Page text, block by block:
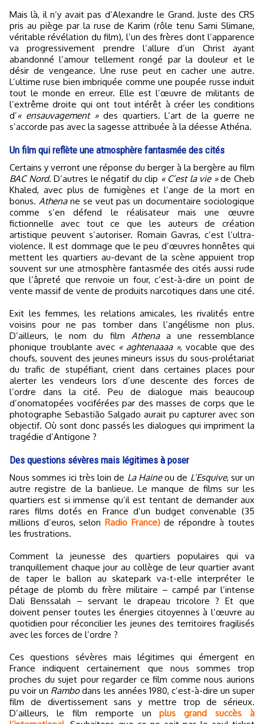
Mais là, il n’y avait pas d’Alexandre le Grand. Juste des CRS
pris au piège par la ruse de Karim (rôle tenu Sami Slimane,
véritable révélation du film), l’un des frères dont l’apparence
va progressivement prendre l’allure d’un Christ ayant
abandonné l’amour tellement rongé par la douleur et le
désir de vengeance. Une ruse peut en cacher une autre.
L’ultime ruse bien imbriquée comme une poupée russe induit
tout le monde en erreur. Elle est l’œuvre de militants de
l’extrême droite qui ont tout intérêt à créer les conditions
d’« ensauvagement »des quartiers. L’art de la guerre ne
s’accorde pas avec la sagesse attribuée à la déesse Athéna.
Un film qui reflète une atmosphère fantasmée des cités
Certains y verront une réponse du berger à la bergère au film
BAC Nord. D’autres le négatif du clip « C’est la vie »de Cheb
Khaled, avec plus de fumigènes et l’ange de la mort en
bonus. Athenane se veut pas un documentaire sociologique
comme s’en défend le réalisateur mais une œuvre
fictionnelle avec tout ce que les auteurs de création
artistique peuvent s’autoriser. Romain Gavras, c’est l’ultra-
violence. Il est dommage que le peu d’œuvres honnêtes qui
mettent les quartiers au-devant de la scène appuient trop
souvent sur une atmosphère fantasmée des cités aussi rude
que l’âpreté que renvoie un four, c’est-à-dire un point de
vente massif de vente de produits narcotiques dans une cité.
Exit les femmes, les relations amicales, les rivalités entre
voisins pour ne pas tomber dans l’angélisme non plus.
D’ailleurs, le nom du film Athenaa une ressemblance
phonique troublante avec « aghtenaaaa », vocable que des
choufs, souvent des jeunes mineurs issus du sous-prolétariat
du trafic de stupéfiant, crient dans certaines places pour
alerter les vendeurs lors d’une descente des forces de
l’ordre dans la cité. Peu de dialogue mais beaucoup
d’onomatopées vociférées par des masses de corps que le
photographe Sebastião Salgado aurait pu capturer avec son
objectif. Où sont donc passés les dialogues qui impriment la
tragédie d’Antigone ?
Des questions sévères mais légitimes à poser
Nous sommes ici très loin de La Haineou de L’Esquive, sur un
autre registre de la banlieue. Le manque de films sur les
quartiers est si immense qu’il est tentant de demander aux
rares films dotés en France d’un budget convenable (35
millions d’euros, selon Radio France)de répondre à toutes
les frustrations.
Comment la jeunesse des quartiers populaires qui va
tranquillement chaque jour au collège de leur quartier avant
de taper le ballon au skatepark va-t-elle interpréter le
pétage de plomb du frère militaire – campé par l’intense
Dali Benssalah – servant le drapeau tricolore ? Et que
doivent penser toutes les énergies citoyennes à l’œuvre au
quotidien pour réconcilier les jeunes des territoires fragilisés
avec les forces de l’ordre ?
Ces questions sévères mais légitimes qui émergent en
France indiquent certainement que nous sommes trop
proches du sujet pour regarder ce film comme nous aurions
pu voir un Rambodans les années 1980, c’est-à-dire un super
film de divertissement sans y mettre trop de sérieux.
D’ailleurs, le film remporte unplus grand succès à